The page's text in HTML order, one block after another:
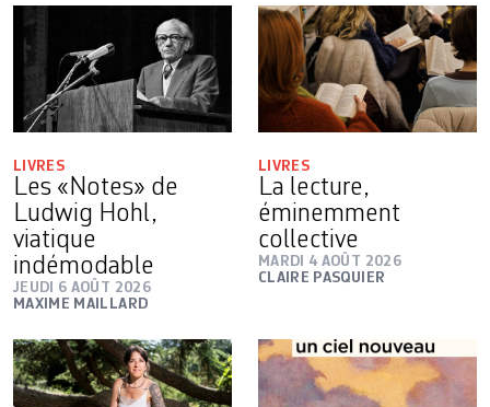
LIVRES
Les «Notes» de
Ludwig Hohl,
viatique
indémodable
JEUDI 6 AOÛT 2026
MAXIME MAILLARD
LIVRES
La lecture,
éminemment
collective
MARDI 4 AOÛT 2026
CLAIRE PASQUIER